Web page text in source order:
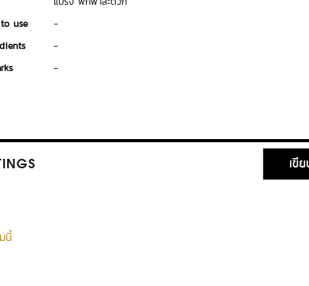
use
-
-
-
เขี
นี้